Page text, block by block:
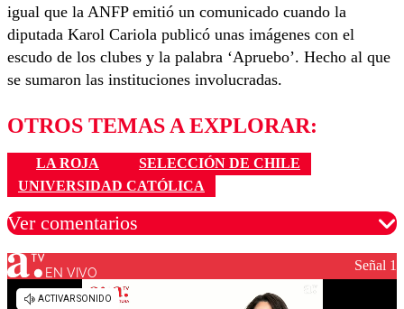
igual que la ANFP emitió un comunicado cuando la
diputada Karol Cariola publicó unas imágenes con el
escudo de los clubes y la palabra ‘Apruebo’. Hecho al que
se sumaron las instituciones involucradas.
OTROS TEMAS A EXPLORAR:
LA ROJA
SELECCIÓN DE CHILE
UNIVERSIDAD CATÓLICA
Ver comentarios
Los comentarios son moderados para garantizar un
diálogo respetuoso.
EN VIVO Señal 1